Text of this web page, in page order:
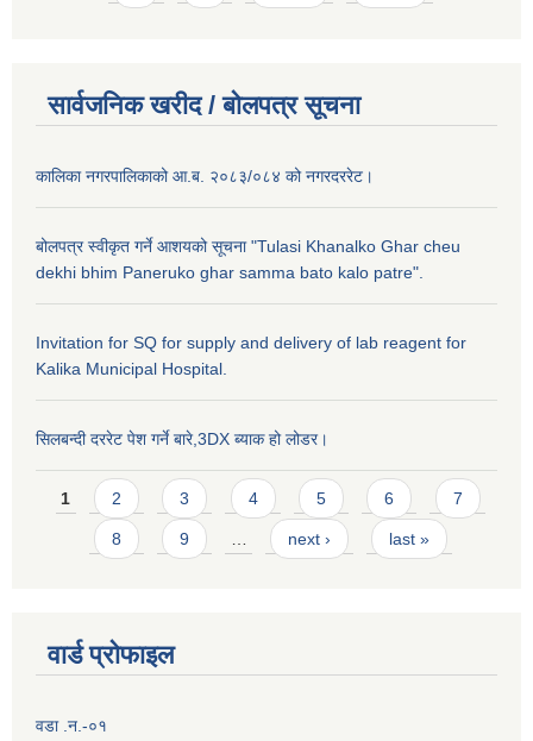
सार्वजनिक खरीद / बाेलपत्र सूचना
कालिका नगरपालिकाको आ.ब. २०८३/०८४ को नगरदररेट।
बोलपत्र स्वीकृत गर्ने आशयको सूचना "Tulasi Khanalko Ghar cheu
dekhi bhim Paneruko ghar samma bato kalo patre".
Invitation for SQ for supply and delivery of lab reagent for
Kalika Municipal Hospital.
सिलबन्दी दररेट पेश गर्ने बारे,3DX ब्याक हो लोडर।
Pages
1 2 3 4 5 6 7
8 9 next › last »
वार्ड प्राेफाइल
वडा .न.-०१